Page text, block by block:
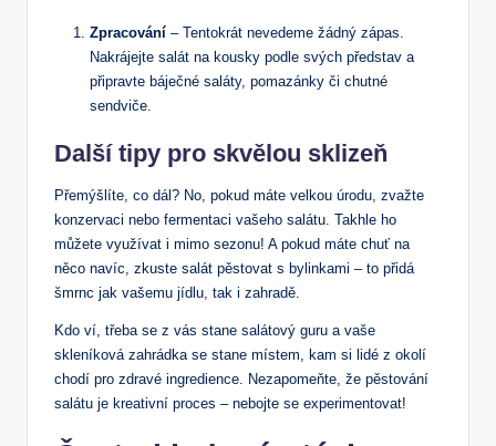
Zpracování – Tentokrát nevedeme žádný zápas.
Nakrájejte salát na kousky podle svých představ a
připravte báječné saláty, pomazánky či chutné
sendviče.
Další tipy pro skvělou sklizeň
Přemýšlíte, co dál? No, pokud máte velkou úrodu, zvažte
konzervaci nebo fermentaci vašeho salátu. Takhle ho
můžete využívat i mimo sezonu! A pokud máte chuť na
něco navíc, zkuste salát pěstovat s bylinkami – to přidá
šmrnc jak vašemu jídlu, tak i zahradě.
Kdo ví, třeba se z vás stane salátový guru a vaše
skleníková zahrádka se stane místem, kam si lidé z okolí
chodí pro zdravé ingredience. Nezapomeňte, že pěstování
salátu je kreativní proces – nebojte se experimentovat!